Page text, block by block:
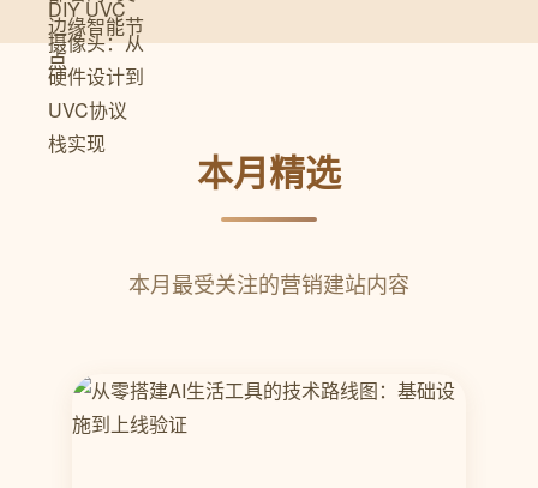
本月精选
本月最受关注的营销建站内容